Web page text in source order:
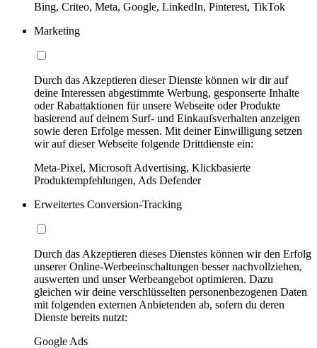
Bing, Criteo, Meta, Google, LinkedIn, Pinterest, TikTok
Marketing
Durch das Akzeptieren dieser Dienste können wir dir auf
deine Interessen abgestimmte Werbung, gesponserte Inhalte
oder Rabattaktionen für unsere Webseite oder Produkte
basierend auf deinem Surf- und Einkaufsverhalten anzeigen
sowie deren Erfolge messen. Mit deiner Einwilligung setzen
wir auf dieser Webseite folgende Drittdienste ein:
Meta-Pixel, Microsoft Advertising, Klickbasierte
Produktempfehlungen, Ads Defender
Erweitertes Conversion-Tracking
Durch das Akzeptieren dieses Dienstes können wir den Erfolg
unserer Online-Werbeeinschaltungen besser nachvollziehen,
auswerten und unser Werbeangebot optimieren. Dazu
gleichen wir deine verschlüsselten personenbezogenen Daten
mit folgenden externen Anbietenden ab, sofern du deren
Dienste bereits nutzt:
Google Ads